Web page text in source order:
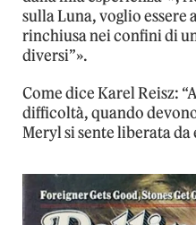
sulla Luna, voglio essere
rinchiusa nei confini di
diversi”».
Come dice Karel Reisz:
difficoltà, quando
Meryl si sente liberata da